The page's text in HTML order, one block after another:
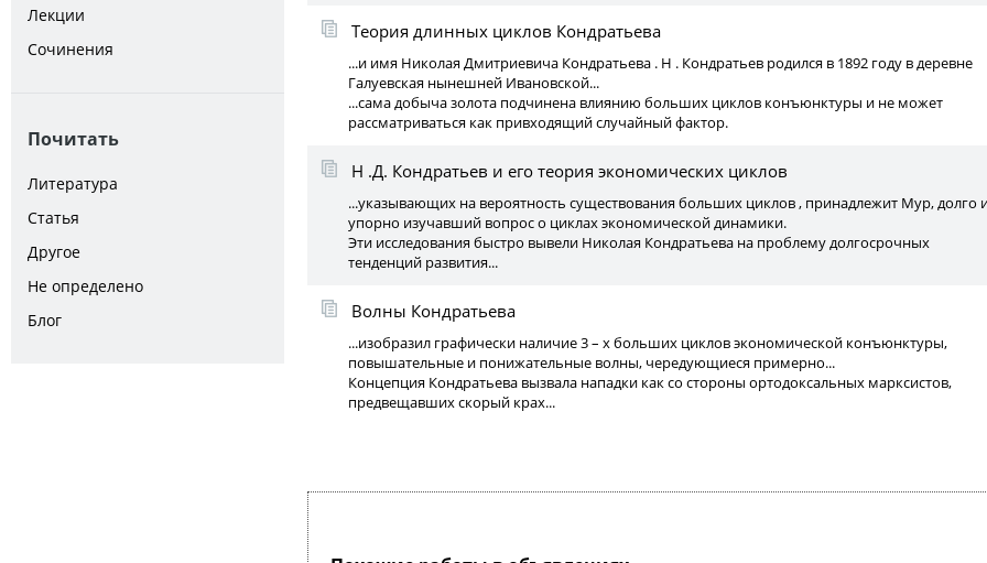
Лекции
Сочинения
Почитать
Литература
Статья
Другое
Не определено
Блог
Теория длинных циклов Кондратьева
...и имя Николая Дмитриевича Кондратьева . Н . Кондратьев родился в 1892 году в деревне
Галуевская нынешней Ивановской...
...сама добыча золота подчинена влиянию больших циклов конъюнктуры и не может
рассматриваться как привходящий случайный фактор.
Н .Д. Кондратьев и его теория экономических циклов
...указывающих на вероятность существования больших циклов , принадлежит Мур, долго
упорно изучавший вопрос о циклах экономической динамики.
Эти исследования быстро вывели Николая Кондратьева на проблему долгосрочных
тенденций развития...
Волны Кондратьева
...изобразил графически наличие 3 – х больших циклов экономической конъюнктуры,
повышательные и понижательные волны, чередующиеся примерно...
Концепция Кондратьева вызвала нападки как со стороны ортодоксальных марксистов,
предвещавших скорый крах...